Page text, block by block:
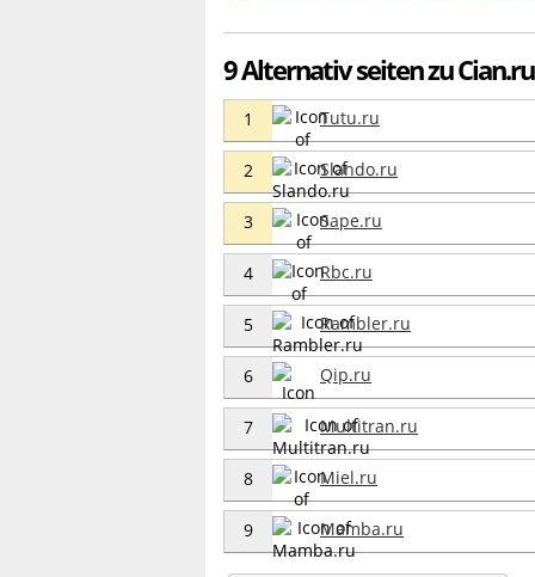
9 Alternativ seiten zu Cian.ru
1 Tutu.ru
2 Slando.ru
3 Sape.ru
4 Rbc.ru
5 Rambler.ru
6 Qip.ru
7 Multitran.ru
8 Miel.ru
9 Mamba.ru